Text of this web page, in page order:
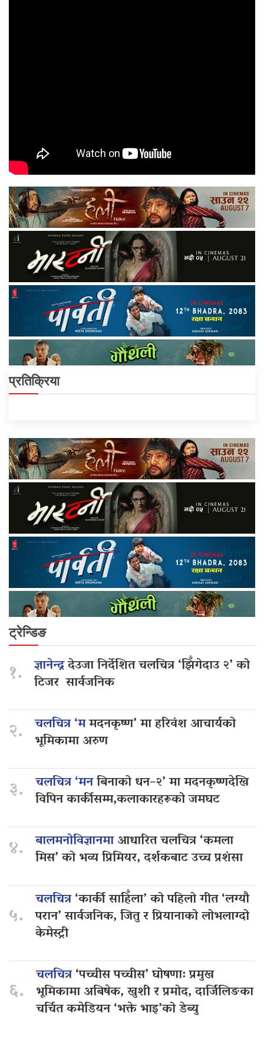
प्रतिक्रिया
ट्रेन्डिङ
१. ज्ञानेन्द्रदेउजा निर्देशित चलचित्र ‘झिँगेदाउ २’ को
टिजर सार्वजनिक
२. चलचित्र ‘ममदनकृष्ण’ मा हरिवंश आचार्यको
भूमिकामा अरुण
३. चलचित्र ‘मनबिनाको धन–२’ मा मदनकृष्णदेखि
विपिन कार्कीसम्म,कलाकारहरूको जमघट
४. बालमनोविज्ञानमाआधारित चलचित्र ‘कमला
मिस’ को भव्य प्रिमियर, दर्शकबाट उच्च प्रशंसा
५.
चलचित्र‘कार्की साहिँला’ को पहिलो गीत ‘लग्यौ
परान’ सार्वजनिक, जितु र प्रियानाको लोभलाग्दो
केमेस्ट्री
६.
चलचित्र‘पच्चीस पच्चीस’ घोषणा: प्रमुख
भूमिकामा अबिषेक, खुशी र प्रमोद, दार्जिलिङका
चर्चित कमेडियन ‘भक्ते भाइ’को डेब्यु